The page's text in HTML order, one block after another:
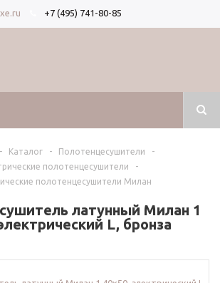
+7 (495) 741-80-85
- Каталог - Полотенцесушители
-
полотенцесушители
-
полотенцесушители Милан
латунный Милан 1
L, бронза